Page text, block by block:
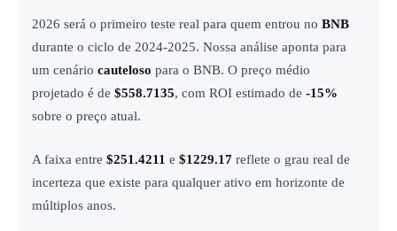
2026 será o primeiro teste real para quem entrou no BNB
durante o ciclo de 2024-2025. Nossa análise aponta para
um cenário cauteloso para o BNB. O preço médio
projetado é de $558.7135, com ROI estimado de -15%
sobre o preço atual.
A faixa entre $251.4211 e $1229.17 reflete o grau real de
incerteza que existe para qualquer ativo em horizonte de
múltiplos anos.